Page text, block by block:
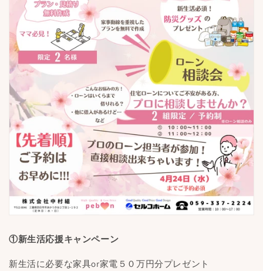
①新生活応援キャンペーン
新生活に必要な家具or家電５０万円分プレゼント